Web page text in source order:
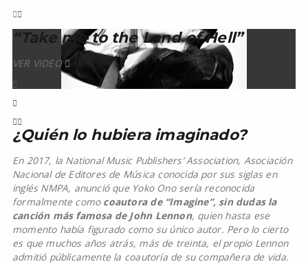
“Take me to the Land of Hell”
VER VIDEO
¿Quién lo hubiera imaginado?
En 2017, la National Music Publishers’ Association, Asociación
Nacional de Editores de Música conocida por sus siglas en
inglés NMPA, anunció que Yoko Ono sería reconocida
formalmente comocoautora de “Imagine”, sin dudas la
canción más famosa de John Lennon, quien hasta ese
momento había figurado como su único autor. Pero lo cierto
es que muchos años atrás, más de treinta, el propio Lennon
admitió públicamente la coautoría de su compañera de vida.